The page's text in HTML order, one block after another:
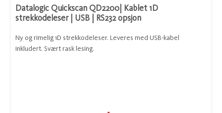
Datalogic Quickscan QD2200| Kablet 1D
strekkodeleser | USB | RS232 opsjon
Ny og rimelig 1D strekkodeleser. Leveres med USB-kabel
inkludert. Svært rask lesing.